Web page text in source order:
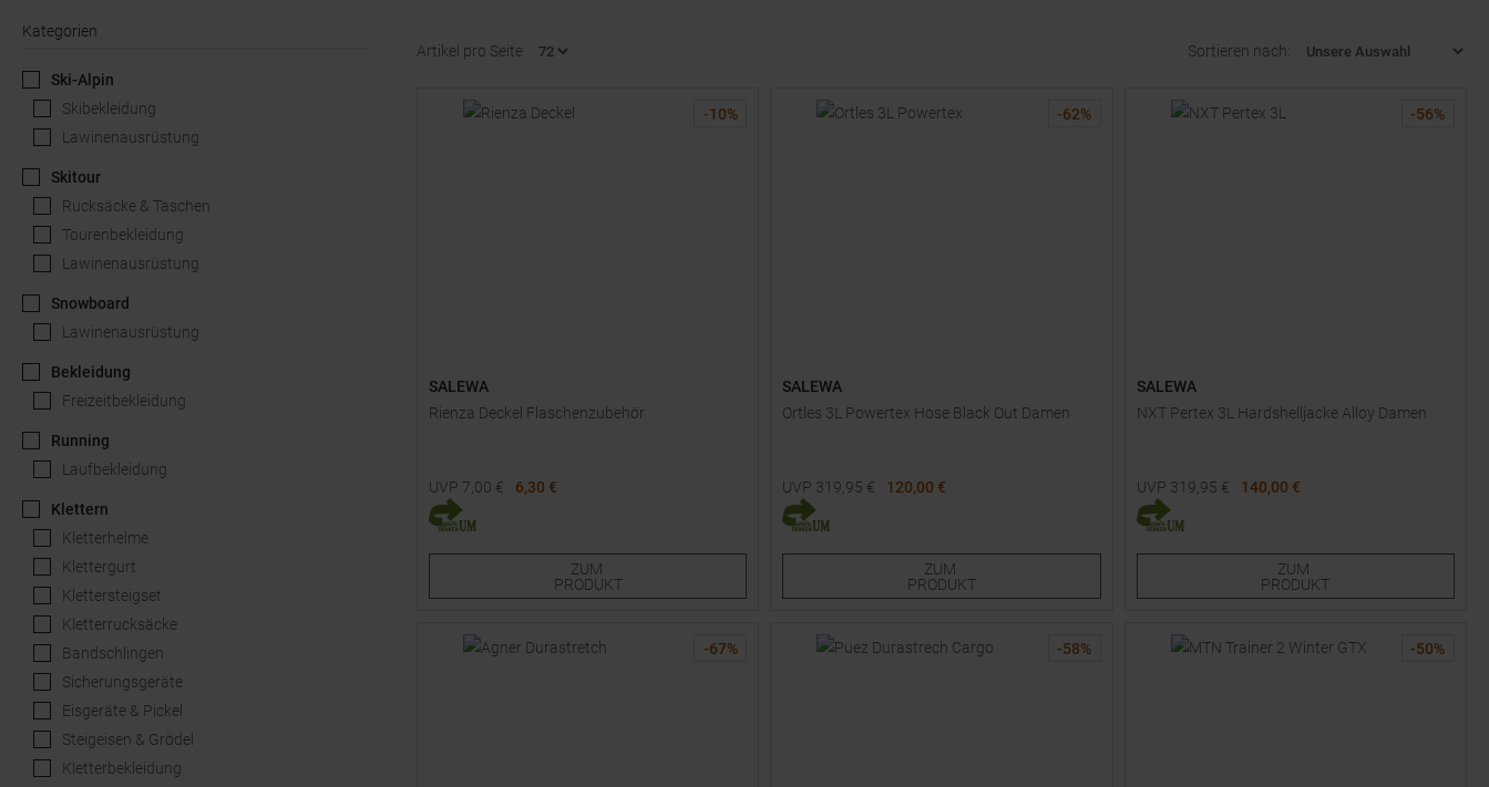
Kategorien
Ski-Alpin
Skibekleidung
Lawinenausrüstung
Skitour
Rucksäcke & Taschen
Tourenbekleidung
Lawinenausrüstung
Snowboard
Lawinenausrüstung
Bekleidung
Freizeitbekleidung
Running
Laufbekleidung
Klettern
Kletterhelme
Klettergurt
Klettersteigset
Kletterrucksäcke
Bandschlingen
Sicherungsgeräte
Eisgeräte & Pickel
Steigeisen & Grödel
Kletterbekleidung
Artikel pro Seite Sortieren nach:
-10%
SALEWA
Rienza Deckel Flaschenzubehör
UVP 7,00 €
6,30 €
Verfügbare Größen:
ZUM
PRODUKT
-62%
SALEWA
Ortles 3L Powertex Hose Black Out Damen
UVP 319,95 €
120,00 €
Verfügbare Größen:
ZUM
PRODUKT
-56%
SALEWA
NXT Pertex 3L Hardshelljacke Alloy Damen
UVP 319,95 €
140,00 €
Verfügbare Größen:
ZUM
PRODUKT
-67% -58% -50%